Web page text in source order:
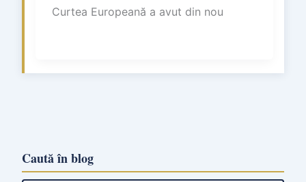
Curtea Europeană a avut din nou
Caută în blog